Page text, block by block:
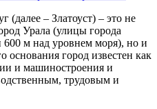
(далее – Златоуст) – это не
Урала (улицы города
м над уровнем моря), но и
основания город известен как
и машиностроения и
трудовым и